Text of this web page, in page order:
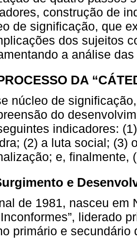
construção de
de significação, que
dos sujeitos
a análise
DA
núcleo de
do
indicadores:
(2) a luta social; (3)
e, finalmente,
e
de 1981, nasceu em
Inconformes”, liderado
primário e secundário